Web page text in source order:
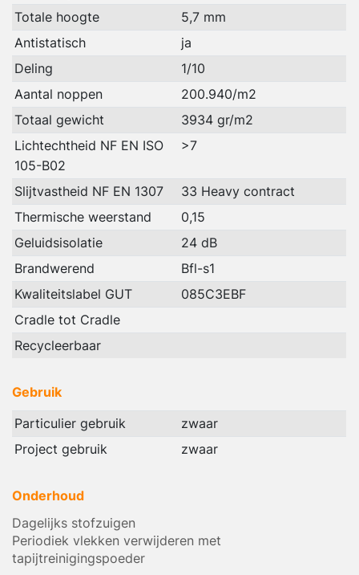
Totale hoogte
5,7 mm
Antistatisch
ja
Deling
1/10
Aantal noppen
200.940/m2
Totaal gewicht
3934 gr/m2
Lichtechtheid NF EN ISO
105-B02
>7
Slijtvastheid NF EN 1307
33 Heavy contract
Thermische weerstand
0,15
Geluidsisolatie
24 dB
Brandwerend
Bfl-s1
Kwaliteitslabel GUT
085C3EBF
Cradle tot Cradle
Recycleerbaar
Gebruik
Particulier gebruik
zwaar
Project gebruik
zwaar
Onderhoud
Dagelijks stofzuigen
Periodiek vlekken verwijderen met
tapijtreinigingspoeder